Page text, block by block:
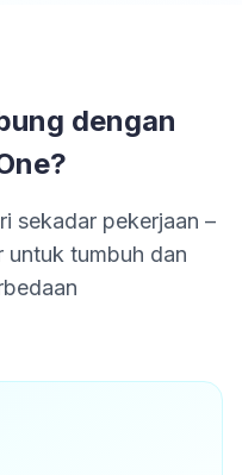
dengan
sekadar pekerjaan –
untuk tumbuh dan